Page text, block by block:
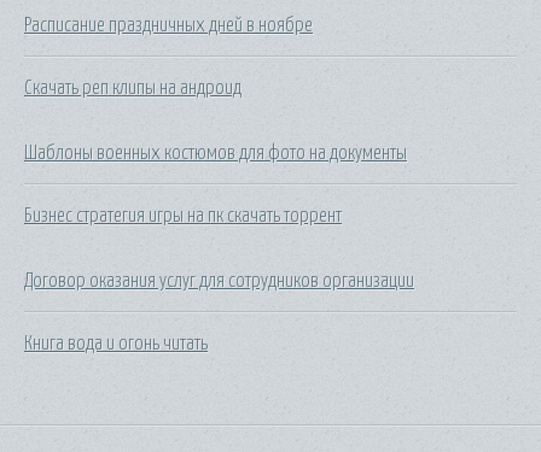
Расписание праздничных дней в ноябре
Скачать реп клипы на андроид
Шаблоны военных костюмов для фото на документы
Бизнес стратегия игры на пк скачать торрент
Договор оказания услуг для сотрудников организации
Книга вода и огонь читать